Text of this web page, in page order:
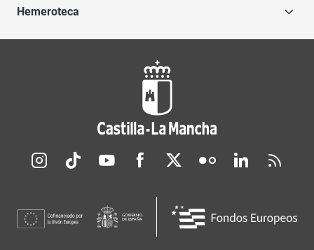
Hemeroteca
Redes sociales JCCM